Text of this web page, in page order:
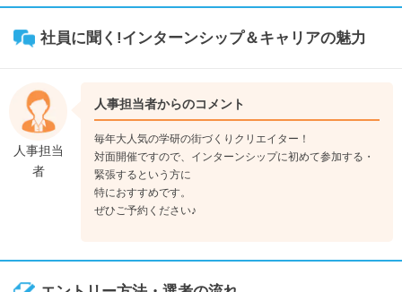
社員に聞く!インターンシップ＆キャリアの魅力
人事担当
者
人事担当者からのコメント
毎年大人気の学研の街づくりクリエイター！
対面開催ですので、インターンシップに初めて参加する・
緊張するという方に
特におすすめです。
ぜひご予約ください♪